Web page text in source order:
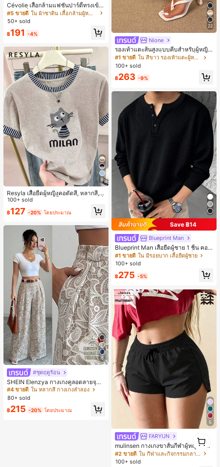
Cévolie เสื้อกล้ามแฟชั่นปาร์ตี้ทรงเข้า
รูป เซ็กซี่ คอเดรป คอคาวล์ จับย่น แต่ง
ลูกไม้ ดีไซน์ต่อผ้า เปิดหลัง แขนกุด
#5 ขายดี
ใน ผ้าซาติน เสื้อกล้ามผู้หญิง & Camis
50+ sold
฿191 -4%
6
Resyla เสื้อยืดผู้หญิงคอตัดสี, หลากสี, ล
ายพิมพ์แมวน่ารัก, เสื้อสำหรับออกไปเที่
ยวฤดูร้อน, ดีไซน์กราฟิก, ความรู้สึกพรีเ
มียม, ลำลองอเนกประสงค์, สวมใส่ประ
เสื้อผ้ากลางแจ้ง
100+ sold
฿127 -20% โดยประมาณ
5
#ชุดฤดูร้อน
SHEIN Elenzya กางเกงคูลอตลายจุดเ
อวสูงแบบใหม่สำหรับฤดูใบไม้ผลิ/ฤดูร้อ
น, สไตล์หรูหราเหมาะสำหรับใส่ในชีวิต
ประจำวันและทำงาน, ให้ความรู้สึกวินเ
ทจสำหรับฤดูรับปริญญา, เทศกาลดนตร
ี, การแข่งม้าดาร์บี้, วันประกาศอิสรภาพ
#4 ขายดี ใน หลากสี กางเกงลำลอง
80+ sold
฿215 -20% โดยประมาณ
22
Nione
รองเท้าแตะส้นสูงแบบคีบสำหรับผู้หญิง
สไตล์คลาสสิก สีบล็อก สไตล์แฟรี่ฤดูร้อ
น ส้นเข็ม รองเท้าแตะแบบคีบ รองเท้าแ
ตะชายหาดแฟชั่นสายไขว้ รองเท้าผู้ห
ญิง สำหรับออฟฟิศ บ้าน กลางแจ้ง ดีไซ
น์หัวเหลี่ยม ชิคและหรูหรา สำหรับเดทไ
นท์
#1 ขายดี
ใน สีขาว รองเท้าแตะผู้หญิง
100+ sold
฿263 -9%
Save ฿14
Blueprint Man
Blueprint Man เสื้อยืดผู้ชาย 1 ชิ้น คอเ
ฮนลีย์ ผ้าถักลายวาฟเฟิล คอวีเล็ก ทรงห
ลวม บาง ระบายอากาศได้ดี ใส่สบาย มี
ส์ใหญ่กว่าปกติ กรุณาเลือกไซส์เล็กลงเพื่
#1 ขายดี ใน มีรอยบาก เสื้อยืดผู้ชาย
100+ sold
฿275 -5%
5
FARYUN
mulinsen กางเกงขาสั้นกีฬาผู้หญิง ดีไซ
น์ปลายเปิด เอวยืดหยุ่น กางเกงขาสั้น
ลำลองกีฬาฤดูร้อน ความยาว 3/4
#2 ขายดี
ใน กีฬาและกิจกรรมกลางแจ้ง
100+ sold